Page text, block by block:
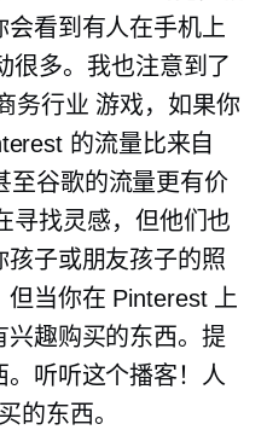
看到有人在手机上
很多。我也注意到了
务行业 游戏，如果你
的流量比来自
至谷歌的流量更有价
寻找灵感，但他们也
子或朋友孩子的照
当你在 Pinterest 上
趣购买的东西。提
听听这个播客！人
的东西。